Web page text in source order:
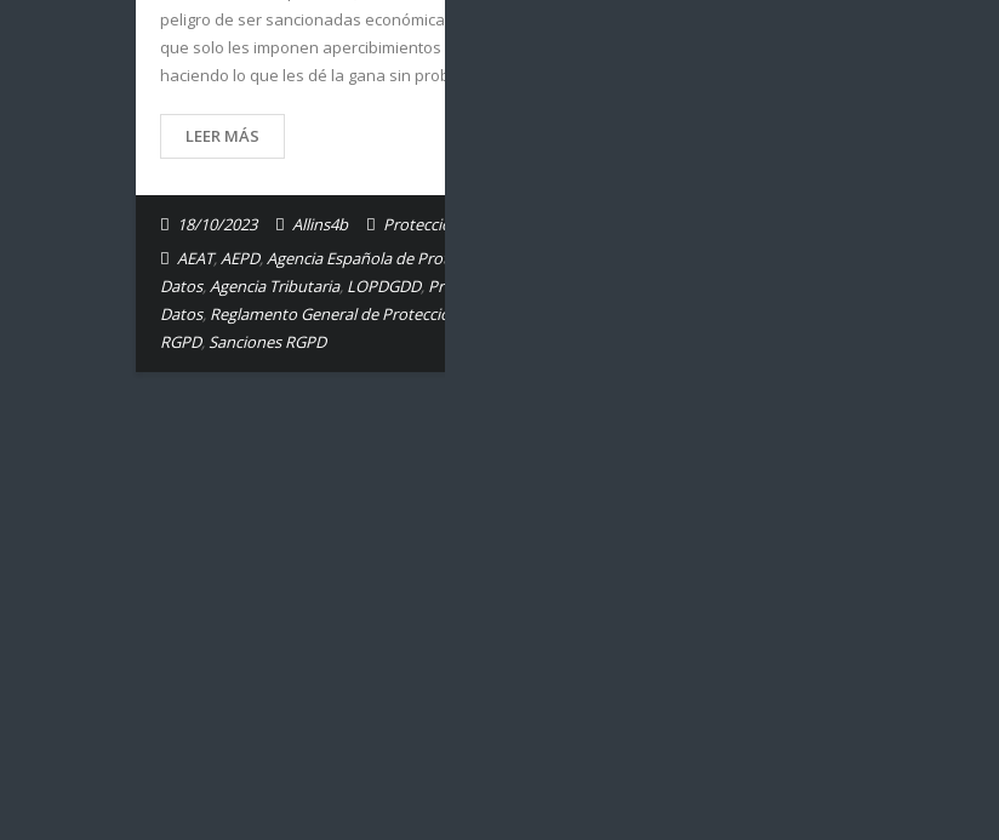
peligro de ser sancionadas económicamente, por lo
que solo les imponen apercibimientos y así pueden ir
haciendo lo que les dé la gana sin problema…
LEER MÁS
18/10/2023 Allins4b
Protección de Datos.
AEAT,AEPD,Agencia Española de Protección de
Datos,Agencia Tributaria, LOPDGDD, Protección de
Datos, Reglamento General de Protección de Datos
RGPD,Sanciones RGPD